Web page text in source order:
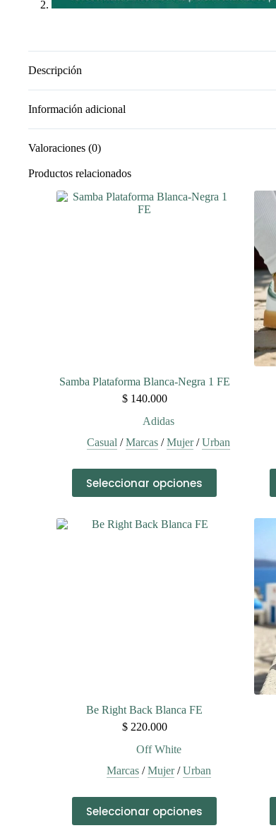
Descripción
Información adicional
Valoraciones (0)
Productos relacionados
Samba Plataforma Blanca-Negra 1 FE
$140.000
Adidas
Casual /Marcas /Mujer/Urban
Seleccionar opciones
producto
tiene
variantes.
Be Right Back Blanca FE
$220.000
Off White
Marcas/Mujer/Urban
Seleccionar opciones
producto
tiene